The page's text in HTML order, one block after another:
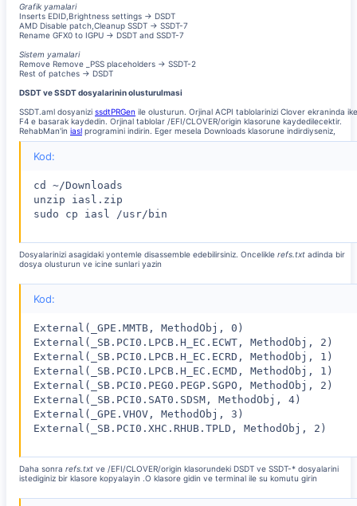
Grafik yamalari
Inserts EDID,Brightness settings -> DSDT
AMD Disable patch,Cleanup SSDT -> SSDT-7
Rename GFX0 to IGPU -> DSDT and SSDT-7
Sistem yamalari
Remove Remove _PSS placeholders -> SSDT-2
Rest of patches -> DSDT
DSDT ve SSDT dosyalarinin olusturulmasi
SSDT.aml dosyanizi ssdtPRGen ile olusturun. Orjinal ACPI tablolarinizi Clover ekraninda
F4 e basarak kaydedin. Orjinal tablolar /EFI/CLOVER/origin klasorune kaydedilecektir.
RehabMan'in iasl programini indirin. Eger mesela Downloads klasorune indirdiyseniz,
Kod:
cd ~/Downloads
unzip iasl.zip
sudo cp iasl /usr/bin
Dosyalarinizi asagidaki yontemle disassemble edebilirsiniz. Oncelikle refs.txt adinda bir
dosya olusturun ve icine sunlari yazin
Kod:
External(_GPE.MMTB, MethodObj, 0)
External(_SB.PCI0.LPCB.H_EC.ECWT, MethodObj, 2)
External(_SB.PCI0.LPCB.H_EC.ECRD, MethodObj, 1)
External(_SB.PCI0.LPCB.H_EC.ECMD, MethodObj, 1)
External(_SB.PCI0.PEG0.PEGP.SGPO, MethodObj, 2)
External(_SB.PCI0.SAT0.SDSM, MethodObj, 4)
External(_GPE.VHOV, MethodObj, 3)
External(_SB.PCI0.XHC.RHUB.TPLD, MethodObj, 2)
Daha sonra refs.txt ve /EFI/CLOVER/origin klasorundeki DSDT ve SSDT-* dosyalarini
istediginiz bir klasore kopyalayin .O klasore gidin ve terminal ile su komutu girin